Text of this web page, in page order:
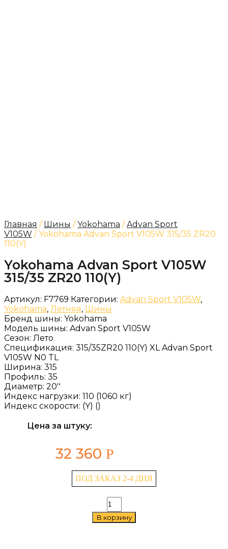
Главная / Шины /Yokohama /Advan Sport
V105W / Yokohama Advan Sport V105W 315/35 ZR20
110(Y)
Yokohama Advan Sport V105W
315/35 ZR20 110(Y)
Артикул: F7769 Категории: Advan Sport V105W,
Yokohama, Летняя, Шины
Бренд шины: Yokohama
Модель шины: Advan Sport V105W
Сезон: Лето
Спецификация: 315/35ZR20 110(Y) XL Advan Sport
V105W N0 TL
Ширина: 315
Профиль: 35
Диаметр: 20''
Индекс нагрузки: 110 (1060 кг)
Индекс скорости: (Y) ()
Цена за штуку:
32 360 Р
ПОД ЗАКАЗ 2-4 ДНЯ
Количество
товара
Yokohama
В корзину